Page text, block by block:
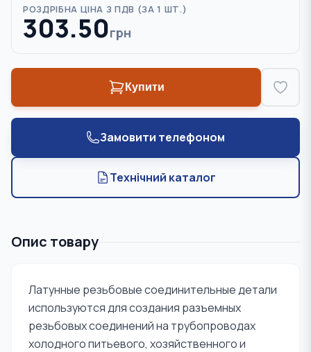
РОЗДРІБНА ЦІНА З ПДВ (ЗА 1 ШТ.)
303.50грн
Купити
Замовити телефоном
Технічний каталог
Опис товару
Латунные резьбовые соединительные детали
используются для создания разъемных
резьбовых соединений на трубопроводах
холодного питьевого, хозяйственного и